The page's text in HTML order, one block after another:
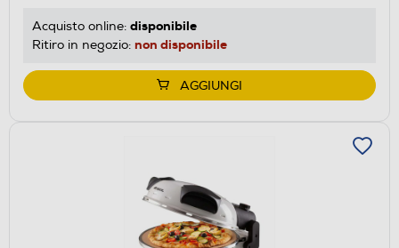
Acquisto online: disponibile
Ritiro in negozio: non disponibile
AGGIUNGI